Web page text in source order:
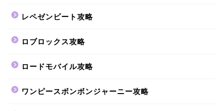
レペゼンビート攻略
ロブロックス攻略
ロードモバイル攻略
ワンピースボンボンジャーニー攻略